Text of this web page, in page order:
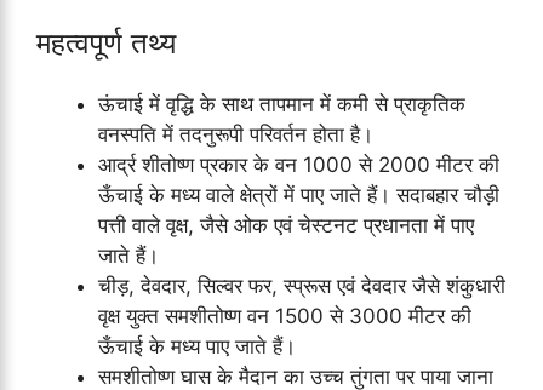
महत्वपूर्ण तथ्य
ऊंचाई में वृद्धि के साथ तापमान में कमी से प्राकृतिक
वनस्पति में तदनुरूपी परिवर्तन होता है।
आर्द्र शीतोष्ण प्रकार के वन 1000 से 2000 मीटर की
ऊँचाई के मध्य वाले क्षेत्रों में पाए जाते हैं। सदाबहार चौड़ी
पत्ती वाले वृक्ष, जैसे ओक एवं चेस्टनट प्रधानता में पाए
जाते हैं।
चीड़, देवदार, सिल्वर फर, स्प्रूस एवं देवदार जैसे शंकुधारी
वृक्ष युक्त समशीतोष्ण वन 1500 से 3000 मीटर की
ऊँचाई के मध्य पाए जाते हैं।
समशीतोष्ण घास के मैदान का उच्च तुंगता पर पाया जाना